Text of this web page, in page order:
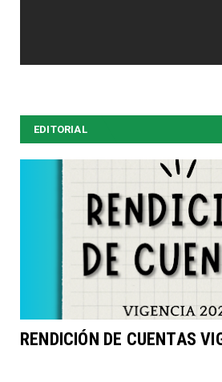
EDITORIAL
RENDICIÓN DE CUENTAS